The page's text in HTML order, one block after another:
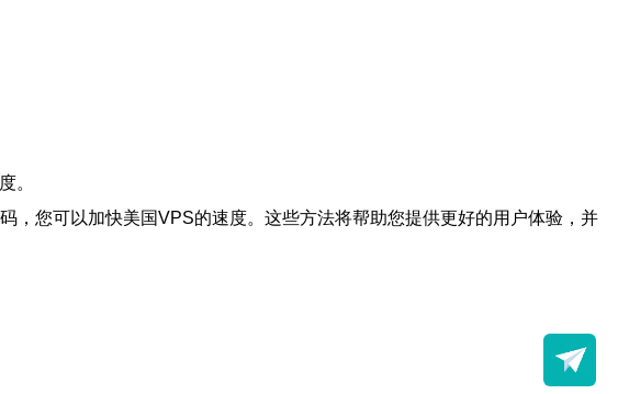
。
，您可以加快美国VPS的速度。这些方法将帮助您提供更好的用户体验，并